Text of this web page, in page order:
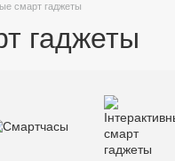
смарт гаджеты
гаджеты